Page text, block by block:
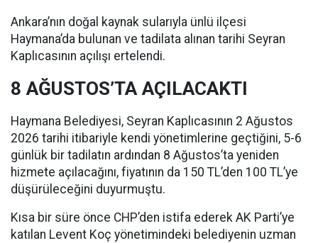
Ankara’nın doğal kaynak sularıyla ünlü ilçesi
Haymana’da bulunan ve tadilata alınan tarihi Seyran
Kaplıcasının açılışı ertelendi.
8 AĞUSTOS’TA AÇILACAKTI
Haymana Belediyesi, Seyran Kaplıcasının 2 Ağustos
2026 tarihi itibariyle kendi yönetimlerine geçtiğini, 5-6
günlük bir tadilatın ardından 8 Ağustos’ta yeniden
hizmete açılacağını, fiyatının da 150 TL’den 100 TL’ye
düşürüleceğini duyurmuştu.
Kısa bir süre önce CHP’den istifa ederek AK Parti’ye
katılan Levent Koç yönetimindeki belediyenin uzman